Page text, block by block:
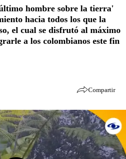
hombre sobre la tierra'
hacia todos los que la
el cual se disfrutó al máximo
a los colombianos este fin
Compartir